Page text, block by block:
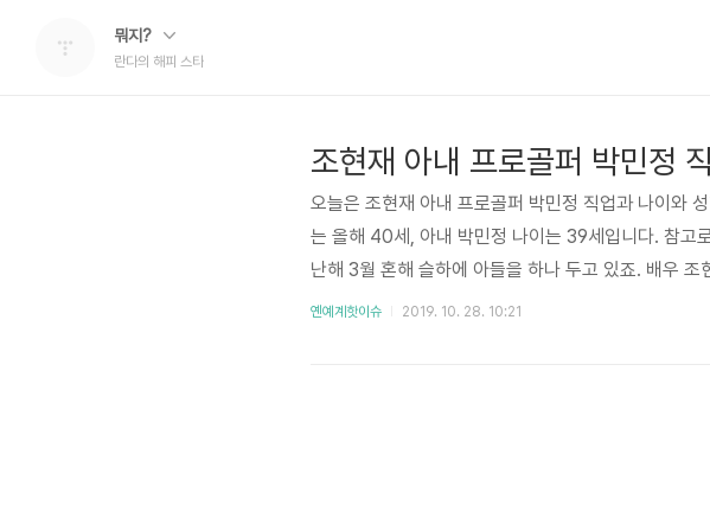
뭐지?
란다의 해피 스타
조현재 아내 프로골퍼 박민정
오늘은 조현재 아내 프로골퍼 박민정 직업과 나이와
는 올해 40세, 아내 박민정 나이는 39세입니다. 참고
난해 3월 혼해 슬하에 아들을 하나 두고 있죠. 배우
을 하는 것으로 전해졌습니다. 한편 조현재 박민정 부
제대로 먹지 못하고 초코파이 하나 먹는 것도 아내의
옌예계핫이슈 2019. 10. 28. 10:21